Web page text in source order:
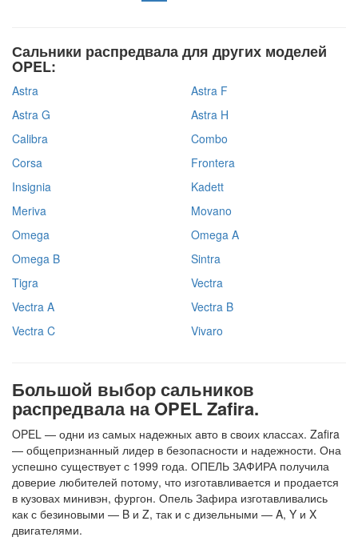
Сальники распредвала для других моделей
OPEL:
Astra
Astra F
Astra G
Astra H
Calibra
Combo
Corsa
Frontera
Insignia
Kadett
Meriva
Movano
Omega
Omega A
Omega B
Sintra
Tigra
Vectra
Vectra A
Vectra B
Vectra C
Vivaro
Большой выбор сальников
распредвала на OPEL Zafira.
OPEL — одни из самых надежных авто в своих классах. Zafira
— общепризнанный лидер в безопасности и надежности. Она
успешно существует с 1999 года. ОПЕЛЬ ЗАФИРА получила
доверие любителей потому, что изготавливается и продается
в кузовах минивэн, фургон. Опель Зафира изготавливались
как с безиновыми — B и Z, так и с дизельными — A, Y и X
двигателями.